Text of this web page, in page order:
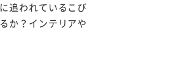
追われているこび
か？インテリアや